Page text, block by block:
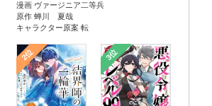
漫画 ヴァージニア二等兵
原作 蝉川 夏哉
キャラクター原案 転
2位 3位